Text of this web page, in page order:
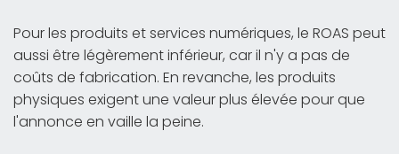
Pour les produits et services numériques, le ROAS peut
aussi être légèrement inférieur, car il n'y a pas de
coûts de fabrication. En revanche, les produits
physiques exigent une valeur plus élevée pour que
l'annonce en vaille la peine.